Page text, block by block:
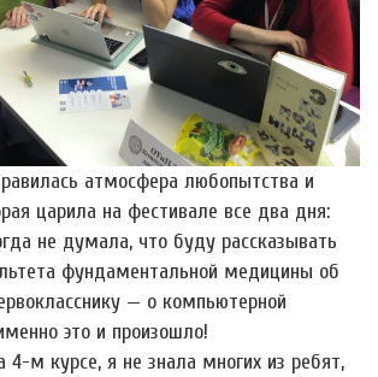
атмосфера любопытства и
царила на фестивале все два дня:
не думала, что буду рассказывать
фундаментальной медицины об
— о компьютерной
это и произошло!
4-м курсе, я не знала многих из ребят,